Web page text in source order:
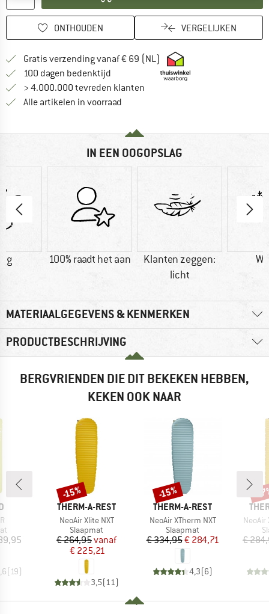
ONTHOUDEN VERGELIJKEN
Gratis verzending vanaf € 69 (NL) Vind hier de
100 dagen bedenktijd Vind de betalingsinformatie hier!
> 4.000.000 tevreden klanten
Alle artikelen in voorraad
IN EEN OOGOPSLAG
g 100% raadt het aan
Klanten zeggen:
licht
MATERIAALGEGEVENS & KENMERKEN
PRODUCTBESCHRIJVING
BERGVRIENDEN DIE DIT BEKEKEN HEBBEN,
KEKEN OOK NAAR
( 19)
MERK
THERM-A-REST
Artikel
NeoAir Xlite NXT
Productgroep
Slaapmat
Prijs
€ 264,95Verlaagde prijs
vanaf
€ 225,21
3,5( 11)
Korting
-15%
MERK
THERM-A-REST
Artikel
NeoAir XTherm NXT
Productgroep
Slaapmat
Prijs
€ 334,95Verlaagde prijs
€ 284,71
4,3(6)
Korting
-15%
Artikel
NeoAir
€
-